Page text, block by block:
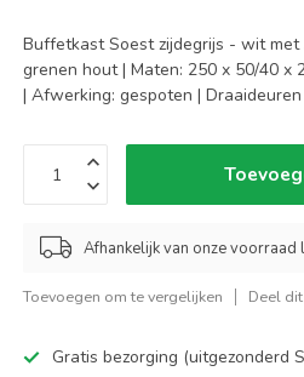
Buffetkast Soest zijdegrijs - wit
grenen hout | Maten: 250 x 50/40 x
| Afwerking: gespoten |
Afhankelijk van onze
Toevoegen om te vergelijken Deel
Gratis bezorging (uitgezonderd